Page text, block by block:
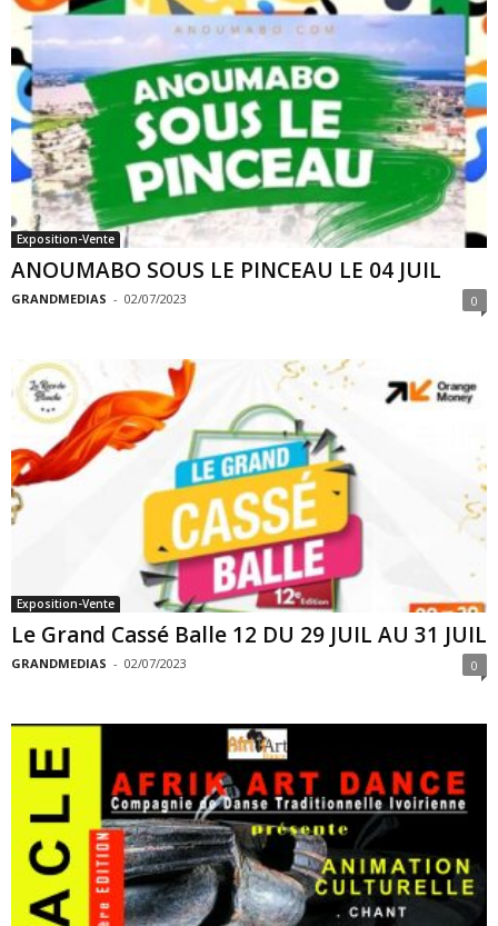
Exposition-Vente
ANOUMABO SOUS LE PINCEAU LE 04 JUIL
GRANDMEDIAS - 02/07/2023 0
Exposition-Vente
Le Grand Cassé Balle 12 DU 29 JUIL AU 31 JUIL
GRANDMEDIAS - 02/07/2023 0